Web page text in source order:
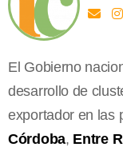
El Gobierno
desarrollo de
exportador en las
Córdoba, Entre